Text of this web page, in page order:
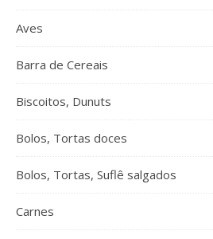
Aves
Barra de Cereais
Biscoitos, Dunuts
Bolos, Tortas doces
Bolos, Tortas, Suflê salgados
Carnes